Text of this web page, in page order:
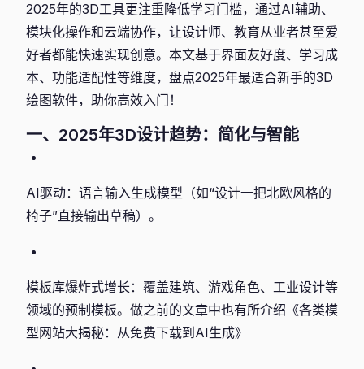
2025年的3D工具更注重降低学习门槛，通过AI辅助、
模块化操作和云端协作，让设计师、教育从业者甚至爱
好者都能快速实现创意。本文基于界面友好度、学习成
本、功能适配性等维度，盘点2025年最适合新手的3D
绘图软件，助你高效入门！
一、2025年3D设计趋势：简化与智能
AI驱动：语言输入生成模型（如“设计一把北欧风格的
椅子”直接输出草稿）。
模板库爆炸式增长：覆盖建筑、游戏角色、工业设计等
领域的预制模板。做之前的文章中也有所介绍《各类模
型网站大揭秘：从免费下载到AI生成》